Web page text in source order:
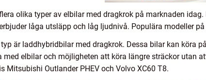
olika typer av elbilar med dragkrok på marknaden
låga utsläpp och låg ljudnivå. Populära modeller
är laddhybridbilar med dragkrok. Dessa bilar kan köra
med elbilar och möjligheten att köra längre sträckor utan
Mitsubishi Outlander PHEV och Volvo XC60 T8.